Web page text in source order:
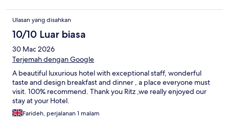
Ulasan yang disahkan
10/10 Luar biasa
30 Mac 2026
Terjemah dengan Google
A beautiful luxurious hotel with exceptional staff, wonderful
taste and design breakfast and dinner , a place everyone must
visit. 100% recommend. Thank you Ritz ,we really enjoyed our
stay at your Hotel.
Farideh, perjalanan 1 malam